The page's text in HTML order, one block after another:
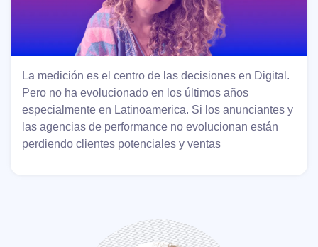
La medición es el centro de las decisiones en Digital.
Pero no ha evolucionado en los últimos años
especialmente en Latinoamerica. Si los anunciantes y
las agencias de performance no evolucionan están
perdiendo clientes potenciales y ventas